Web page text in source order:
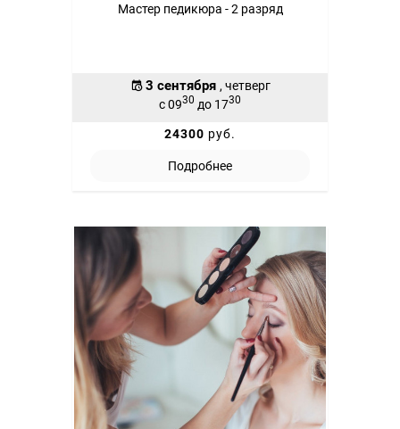
Мастер педикюра - 2 разряд
3 сентября , четверг
с 0930 до 1730
24300 руб.
Подробнее